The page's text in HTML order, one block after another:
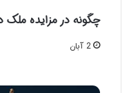
چگونه در مزایده
2 آبان